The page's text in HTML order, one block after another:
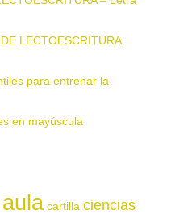
LECTOESCRITURA
para entrenar la
en mayúscula
aula cartilla ciencias